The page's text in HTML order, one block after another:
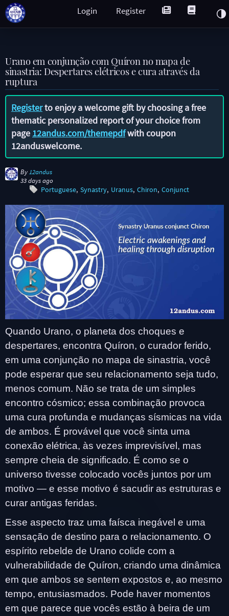
Register
Login
Urano em conjunção com Quíron no mapa de
sinastria: Despertares elétricos e cura através da
ruptura
Registerto enjoy a welcome gift by choosing a free
thematic personalized report of your choice from
page 12andus.com/themepdfwith coupon
12anduswelcome.
By 12andus
33 days ago
Portuguese Synastry Uranus Chiron Conjunct
Quando Urano, o planeta dos choques e
despertares, encontra Quíron, o curador ferido,
em uma conjunção no mapa de sinastria, você
pode esperar que seu relacionamento seja tudo,
menos comum. Não se trata de um simples
encontro cósmico; essa combinação provoca
uma cura profunda e mudanças sísmicas na vida
de ambos. É provável que você sinta uma
conexão elétrica, às vezes imprevisível, mas
sempre cheia de significado. É como se o
universo tivesse colocado vocês juntos por um
motivo — e esse motivo é sacudir as estruturas e
curar antigas feridas.
Esse aspecto traz uma faísca inegável e uma
sensação de destino para o relacionamento. O
espírito rebelde de Urano colide com a
vulnerabilidade de Quíron, criando uma dinâmica
em que ambos se sentem expostos e, ao mesmo
tempo, entusiasmados. Pode haver momentos
em que parece que vocês estão à beira de um